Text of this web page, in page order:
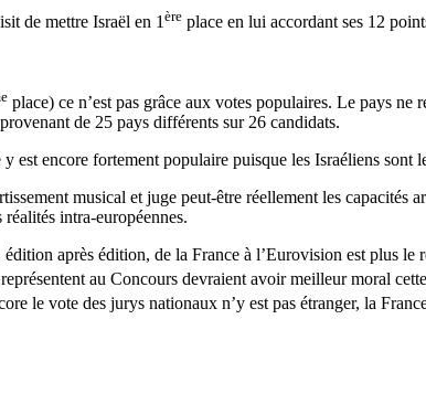
de mettre Israël en 1ère place en lui accordant ses 12
place) ce n’est pas grâce aux votes populaires. Le pays
de 25 pays différents sur 26 candidats.
encore fortement populaire puisque les Israéliens sont
musical et juge peut-être réellement les capacités
intra-européennes.
après édition, de la France à l’Eurovision est plus
au Concours devraient avoir meilleur moral
le vote des jurys nationaux n’y est pas étranger, la